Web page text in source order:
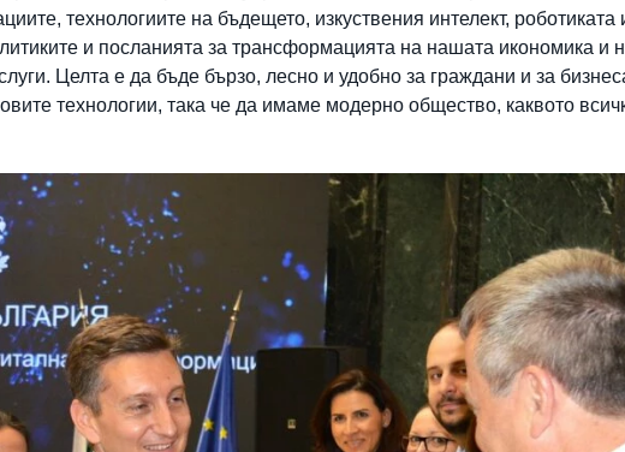
технологиите на бъдещето, изкуствения интелект, роботиката
и посланията за трансформацията на нашата икономика и
Целта е да бъде бързо, лесно и удобно за граждани и за
технологии, така че да имаме модерно общество, каквото